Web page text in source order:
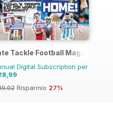
Tackle Football Magazine
Digital Subscription per
Risparmio 27%